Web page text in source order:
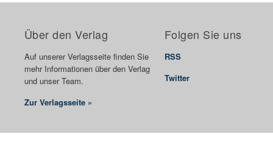
Über den Verlag
Auf unserer Verlagsseite finden Sie
mehr Informationen über den Verlag
und unser Team.
Zur Verlagsseite »
Folgen Sie uns
RSS
Twitter